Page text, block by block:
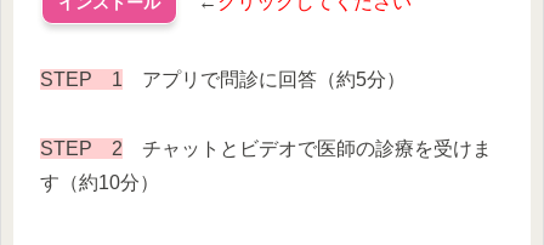
STEP 1 アプリで問診に回答（約5分）
STEP 2 チャットとビデオで医師の診療を受けま
す（約10分）